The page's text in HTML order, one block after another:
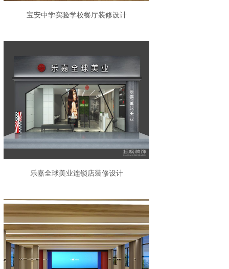
宝安中学实验学校餐厅装修设计
乐嘉全球美业连锁店装修设计